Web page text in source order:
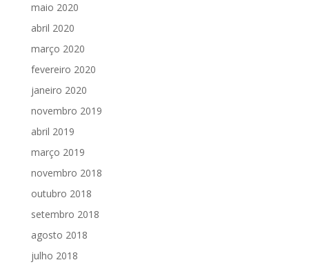
maio 2020
abril 2020
março 2020
fevereiro 2020
janeiro 2020
novembro 2019
abril 2019
março 2019
novembro 2018
outubro 2018
setembro 2018
agosto 2018
julho 2018